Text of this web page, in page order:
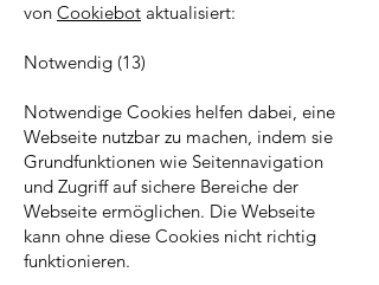
von Cookiebot aktualisiert:
Notwendig (13)
Notwendige Cookies helfen dabei, eine
Webseite nutzbar zu machen, indem sie
Grundfunktionen wie Seitennavigation
und Zugriff auf sichere Bereiche der
Webseite ermöglichen. Die Webseite
kann ohne diese Cookies nicht richtig
funktionieren.